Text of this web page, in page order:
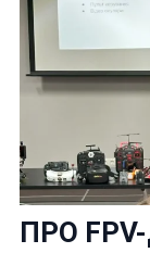
ПРО